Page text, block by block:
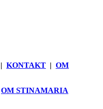
| KONTAKT | OM
OM STINAMARIA